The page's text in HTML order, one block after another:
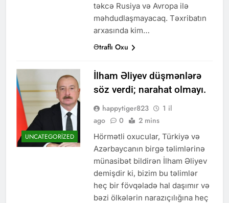
təkcə Rusiya və Avropa ilə
məhdudlaşmayacaq. Təxribatın
arxasında kim…
Ətraflı Oxu
UNCATEGORIZED
İlham Əliyev düşmənlərə
söz verdi; narahat olmayı.
happytiger823
1 il
ago
0 2 mins
Hörmətli oxucular, Türkiyə və
Azərbaycanın birgə təlimlərinə
münasibət bildirən İlham Əliyev
demişdir ki, bizim bu təlimlər
heç bir fövqəladə hal daşımır və
bəzi ölkələrin narazıçılığına heç